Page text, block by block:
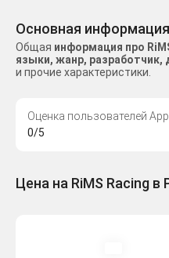
Основная информация
Общая информация про
языки, жанр,
и прочие характеристики.
Оценка пользователей
0/5
Цена на RiMS Racing